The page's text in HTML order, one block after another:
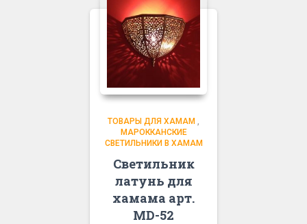
ТОВАРЫ ДЛЯ ХАМАМ
МАРОККАНСКИЕ
СВЕТИЛЬНИКИ В ХАМАМ
Светильник
латунь для
хамама арт.
MD-52